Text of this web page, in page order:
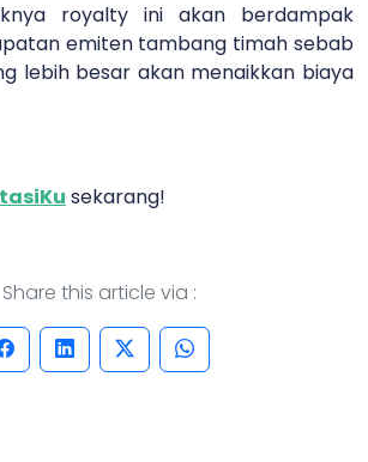
royalty ini akan berdampak
emiten tambang timah sebab
lebih besar akan menaikkan biaya
sekarang!
Share this article via :